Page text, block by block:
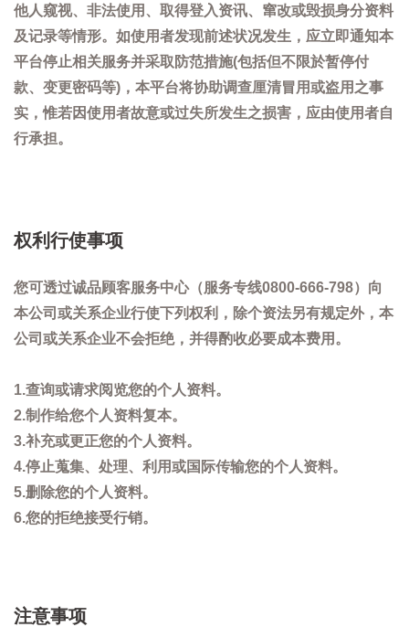
他人窥视、非法使用、取得登入资讯、窜改或毁损身分资料
及记录等情形。如使用者发现前述状况发生，应立即通知本
平台停止相关服务并采取防范措施(包括但不限於暂停付
款、变更密码等)，本平台将协助调查厘清冒用或盗用之事
实，惟若因使用者故意或过失所发生之损害，应由使用者自
行承担。
权利行使事项
您可透过诚品顾客服务中心（服务专线0800-666-798）向
本公司或关系企业行使下列权利，除个资法另有规定外，本
公司或关系企业不会拒绝，并得酌收必要成本费用。
1.查询或请求阅览您的个人资料。
2.制作给您个人资料复本。
3.补充或更正您的个人资料。
4.停止蒐集、处理、利用或国际传输您的个人资料。
5.删除您的个人资料。
6.您的拒绝接受行销。
注意事项